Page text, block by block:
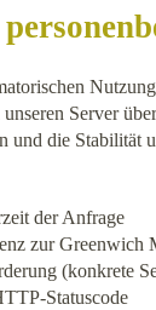
Server
und die
der Anfrage
zur Greenwich
(konkrete
Statuscode